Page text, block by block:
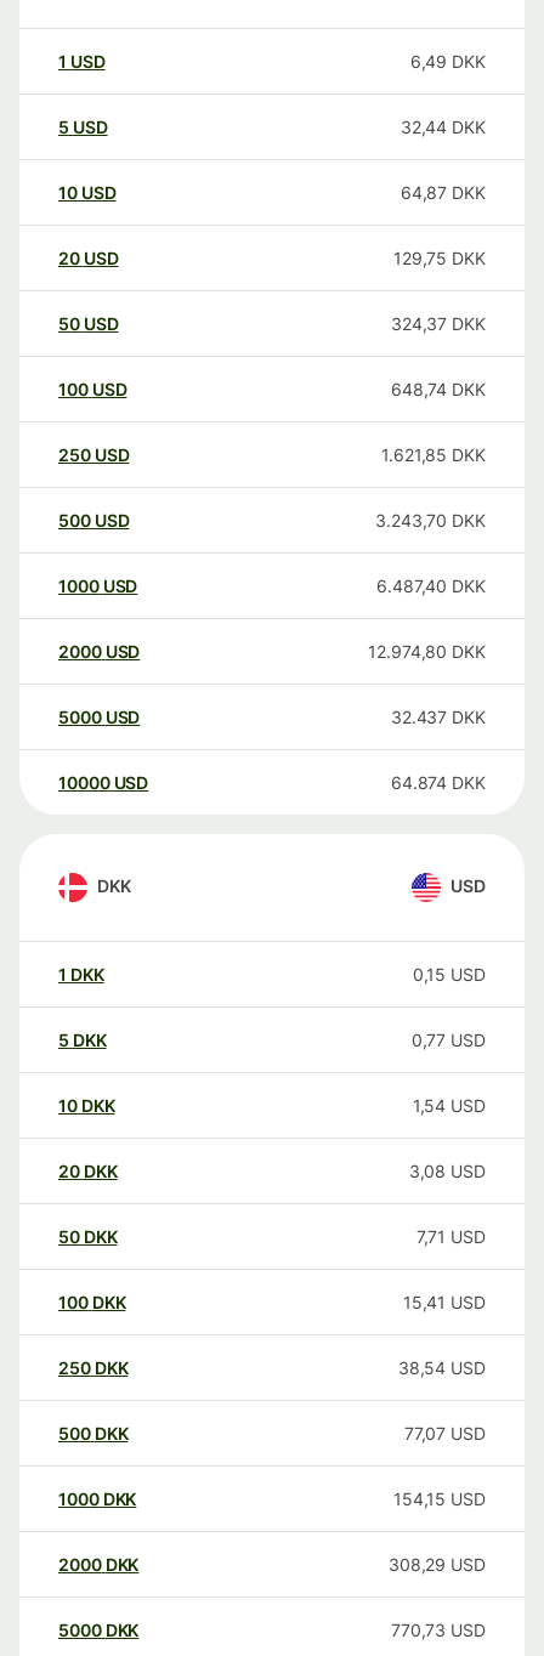
1 USD 6,49 DKK
5 USD 32,44 DKK
10 USD 64,87 DKK
20 USD 129,75 DKK
50 USD 324,37 DKK
100 USD 648,74 DKK
250 USD 1.621,85 DKK
500 USD 3.243,70 DKK
1000 USD 6.487,40 DKK
2000 USD 12.974,80 DKK
5000 USD 32.437 DKK
10000 USD 64.874 DKK
DKK USD
1 DKK 0,15 USD
5 DKK 0,77 USD
10 DKK 1,54 USD
20 DKK 3,08 USD
50 DKK 7,71 USD
100 DKK 15,41 USD
250 DKK 38,54 USD
500 DKK 77,07 USD
1000 DKK 154,15 USD
2000 DKK 308,29 USD
5000 DKK 770,73 USD